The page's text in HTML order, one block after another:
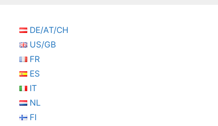
DE/AT/CH
US/GB
FR
ES
IT
NL
FI